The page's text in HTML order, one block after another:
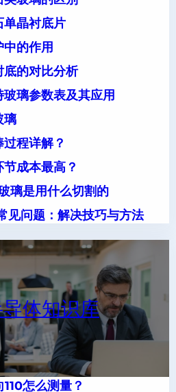
单晶衬底片
的作用
底的对比分析
璃参数表及其应用
璃
程详解？
成本最高？
璃是用什么切割的
见问题：解决技巧与方法
体知识库
怎么测量？